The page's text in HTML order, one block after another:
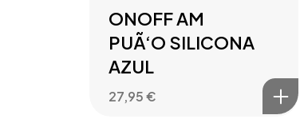
ONOFF AM
PUÃ‘O SILICONA
AZUL
27,95€